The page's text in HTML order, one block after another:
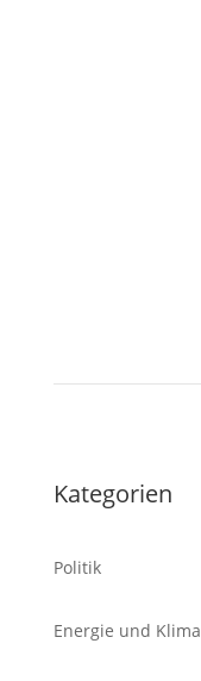
Kategorien
Politik
Energie und Klima